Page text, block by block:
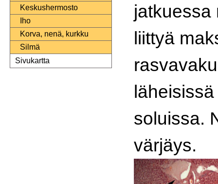
Keskushermosto
Iho
Korva, nenä, kurkku
Silmä
Sivukartta
jatkuessa
liittyä
läheisissä
soluissa.
värjäys.